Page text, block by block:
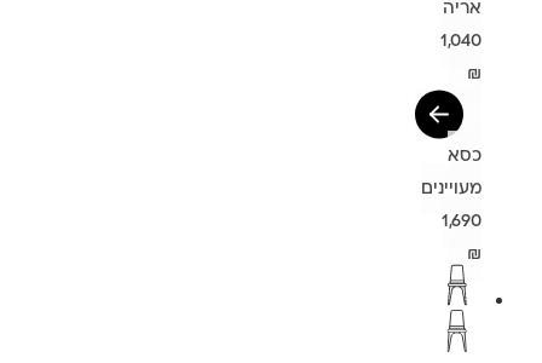
אריה
1,040
₪
כסא
מעויינים
1,690
₪